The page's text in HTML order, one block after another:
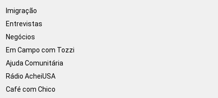
Imigração
Entrevistas
Negócios
Em Campo com Tozzi
Ajuda Comunitária
Rádio AcheiUSA
Café com Chico